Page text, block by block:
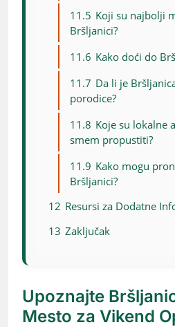
11.5 Koji su najbolji
Bršljanici?
11.6 Kako doći do
11.7 Da li je
porodice?
11.8 Koje su lokalne
smem propustiti?
11.9 Kako mogu
Bršljanici?
12 Resursi za Dodatne
13 Zaključak
Upoznajte
Mesto za Vikend